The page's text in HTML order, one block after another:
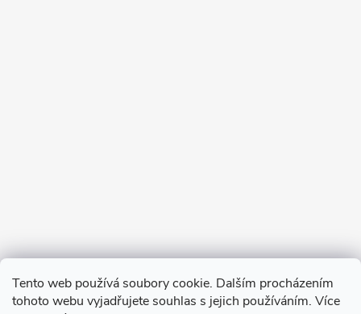
Tento web používá soubory cookie. Dalším procházením
tohoto webu vyjadřujete souhlas s jejich používáním. Více